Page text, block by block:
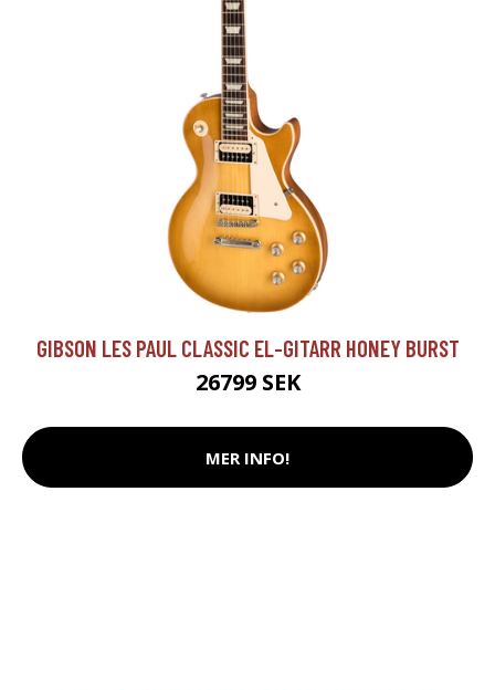
GIBSON LES PAUL CLASSIC EL-GITARR HONEY BURST
26799 SEK
MER INFO!